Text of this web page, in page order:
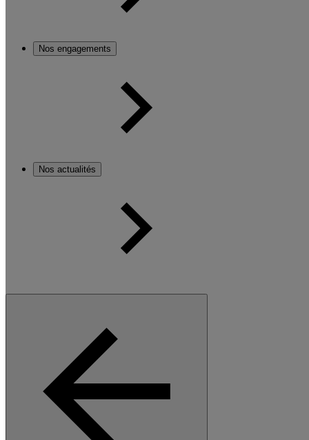
Nos engagements
Nos actualités